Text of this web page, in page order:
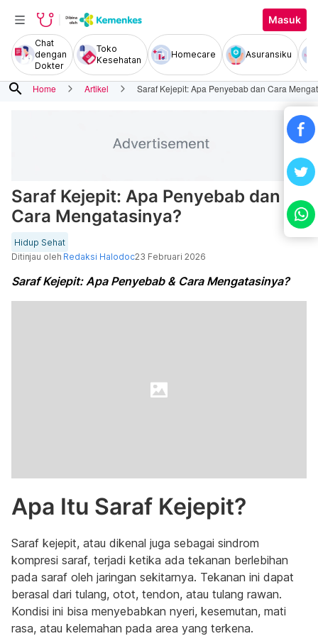
Masuk
Chat
dengan
Dokter
Toko
Kesehatan
Homecare Asuransiku
search Home Artikel Saraf Kejepit: Apa Penyebab dan Cara
Saraf Kejepit: Apa Penyebab dan
Cara Mengatasinya?
Hidup Sehat
Ditinjau oleh Redaksi Halodoc23 Februari 2026
Saraf Kejepit: Apa Penyebab & Cara Mengatasinya?
Apa Itu Saraf Kejepit?
Saraf kejepit, atau dikenal juga sebagai sindrom
kompresi saraf, terjadi ketika ada tekanan berlebihan
pada saraf oleh jaringan sekitarnya. Tekanan ini dapat
berasal dari tulang, otot, tendon, atau tulang rawan.
Kondisi ini bisa menyebabkan nyeri, kesemutan, mati
rasa, atau kelemahan pada area yang terkena.